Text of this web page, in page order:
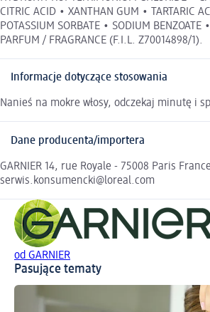
CITRIC ACID • XANTHAN GUM • TARTARIC
POTASSIUM SORBATE • SODIUM BENZOATE
PARFUM / FRAGRANCE (F.I.L. Z70014898/1).
Informacje dotyczące stosowania
Nanieś na mokre włosy, odczekaj minutę i
Dane producenta/importera
GARNIER 14, rue Royale - 75008 Paris France
serwis.konsumencki@loreal.com
od GARNIER
Pasujące tematy